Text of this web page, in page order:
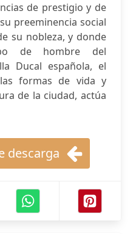
de prestigio y de
preeminencia social
su nobleza, y donde
de hombre del
Ducal española, el
formas de vida y
de la ciudad, actúa
descarga